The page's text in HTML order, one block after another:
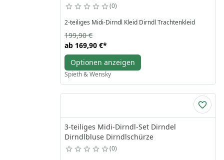
0
2-teiliges Midi-Dirndl Kleid Dirndl Trachtenkleid
ab 169,90 €*
199,90 €
Optionen anzeigen
Spieth & Wensky
3-teiliges Midi-Dirndl-Set Dirndel
Dirndlbluse Dirndlschürze
0